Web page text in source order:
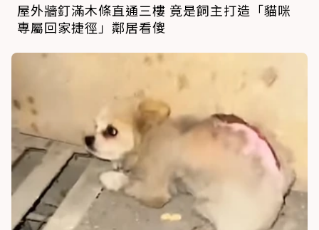
屋外牆釘滿木條直通三樓 竟是飼主打造「貓咪
專屬回家捷徑」鄰居看傻